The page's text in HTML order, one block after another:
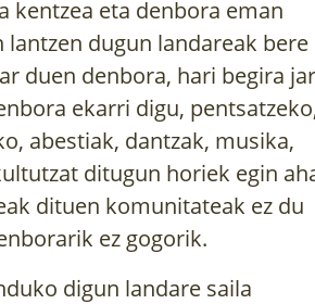
kentzea eta denbora eman
dugun landareak bere
duen denbora, hari begira
ekarri digu,
abestiak, dantzak, musika,
ditugun horiek egin
dituen komunitateak ez du
ez gogorik.
digun landare saila